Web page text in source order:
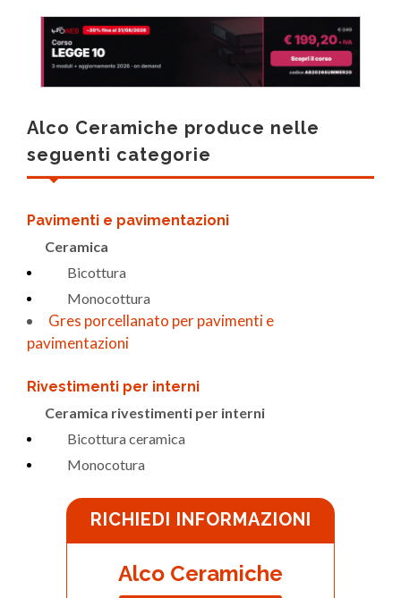
Alco Ceramiche produce nelle
seguenti categorie
Pavimenti e pavimentazioni
Ceramica
Bicottura
Monocottura
Gres porcellanato per pavimenti e
pavimentazioni
Rivestimenti per interni
Ceramica rivestimenti per interni
Bicottura ceramica
Monocotura
RICHIEDI INFORMAZIONI
Alco Ceramiche